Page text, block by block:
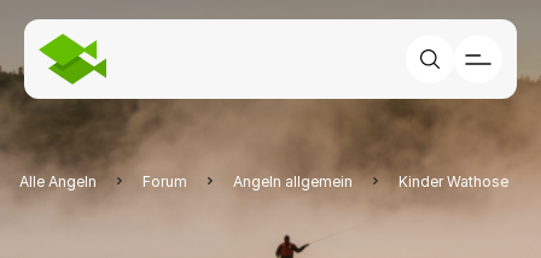
Alle Angeln Forum Angeln allgemein Kinder Wathose